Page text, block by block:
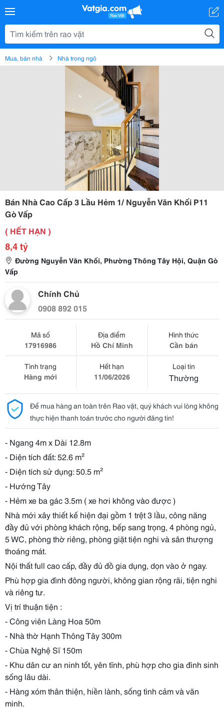
Mua, bán nhà Nhà trong ngõ
Bán Nhà Cao Cấp 3 Lầu Hẻm 1/ Nguyễn Văn Khối P11
Gò Vấp
( HẾT HẠN )
8,4 tỷ
Đường Nguyễn Văn Khối, Phường Thông Tây Hội, Quận Gò
Vấp
Chính Chủ
0908 892 015
Mã số
17916986
Địa điểm
Hồ Chí Minh
Hình thức
Cần bán
Tình trạng
Hàng mới
Hết hạn
11/06/2026
Loại tin
Thường
Để mua hàng an toàn trên Rao vặt, quý khách vui lòng không
thực hiện thanh toán trước cho người đăng tin!
- Ngang 4m x Dài 12.8m
- Diện tích đất: 52.6 m²
- Diện tích sử dụng: 50.5 m²
- Hướng Tây
- Hẻm xe ba gác 3.5m ( xe hơi không vào được )
Nhà mới xây thiết kế hiện đại gồm 1 trệt 3 lầu, công năng
đầy đủ với phòng khách rộng, bếp sang trọng, 4 phòng ngủ,
5 WC, phòng thờ riêng, phòng giặt tiện nghi và sân thượng
thoáng mát.
Nội thất full cao cấp, đầy đủ đồ gia dụng, dọn vào ở ngay.
Phù hợp gia đình đông người, không gian rộng rãi, tiện nghi
và riêng tư.
Vị trí thuận tiện :
- Công viên Làng Hoa 50m
- Nhà thờ Hạnh Thông Tây 300m
- Chùa Nghệ Sĩ 150m
- Khu dân cư an ninh tốt, yên tĩnh, phù hợp cho gia đình sinh
sống lâu dài.
- Hàng xóm thân thiện, hiền lành, sống tình cảm và văn
minh.